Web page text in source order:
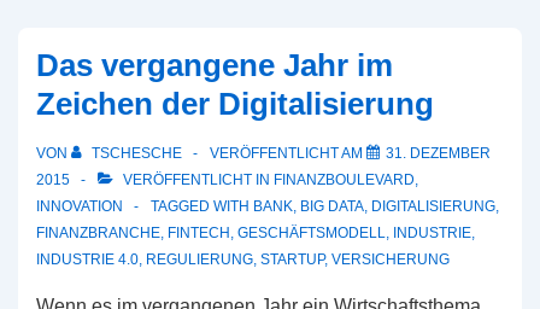
Fintech-
Zentrum
Das vergangene Jahr im
Zeichen der Digitalisierung
VON TSCHESCHE VERÖFFENTLICHT AM
31. DEZEMBER
2015
VERÖFFENTLICHT IN FINANZBOULEVARD,
INNOVATION
TAGGED WITH BANK, BIG DATA, DIGITALISIERUNG,
FINANZBRANCHE, FINTECH, GESCHÄFTSMODELL, INDUSTRIE,
INDUSTRIE 4.0, REGULIERUNG, STARTUP, VERSICHERUNG